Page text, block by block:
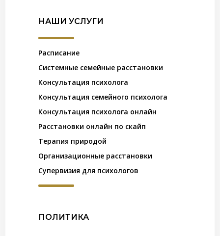
НАШИ УСЛУГИ
Расписание
Системные семейные расстановки
Консультация психолога
Консультация семейного психолога
Консультация психолога онлайн
Расстановки онлайн по скайп
Терапия природой
Организационные расстановки
Супервизия для психологов
ПОЛИТИКА